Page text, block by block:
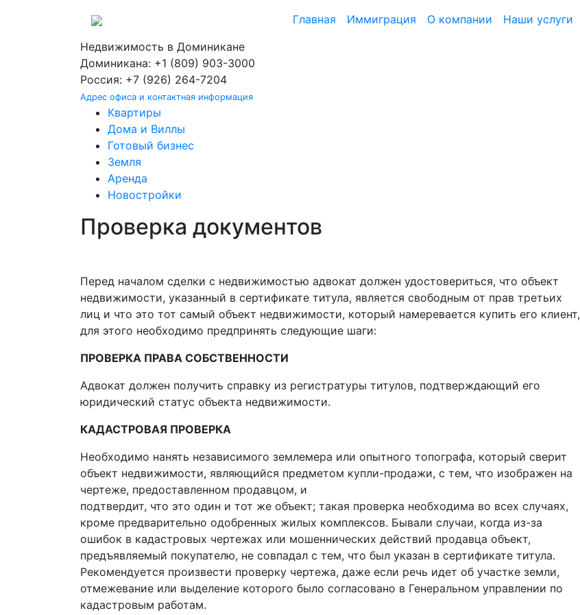
Главная (current)
Иммиграция О компании Наши услуги
Недвижимость в Доминикане
Доминикана: +1 (809) 903-3000
Россия: +7 (926) 264-7204
Адрес офиса и контактная информация
Квартиры
Дома и Виллы
Готовый бизнес
Земля
Аренда
Новостройки
Проверка документов
Перед началом сделки с недвижимостью адвокат должен удостовериться, что объект
недвижимости, указанный в сертификате титула, является свободным от прав третьих
лиц и что это тот самый объект недвижимости, который намеревается купить его клиент,
для этого необходимо предпринять следующие шаги:
ПРОВЕРКА ПРАВА СОБСТВЕННОСТИ
Адвокат должен получить справку из регистратуры титулов, подтверждающий его
юридический статус объекта недвижимости.
КАДАСТРОВАЯ ПРОВЕРКА
Необходимо нанять независимого землемера или опытного топографа, который сверит
объект недвижимости, являющийся предметом купли-продажи, с тем, что изображен на
чертеже, предоставленном продавцом, и
подтвердит, что это один и тот же объект; такая проверка необходима во всех случаях,
кроме предварительно одобренных жилых комплексов. Бывали случаи, когда из-за
ошибок в кадастровых чертежах или мошеннических действий продавца объект,
предъявляемый покупателю, не совпадал с тем, что был указан в сертификате титула.
Рекомендуется произвести проверку чертежа, даже если речь идет об участке земли,
отмежевание или выделение которого было согласовано в Генеральном управлении по
кадастровым работам.